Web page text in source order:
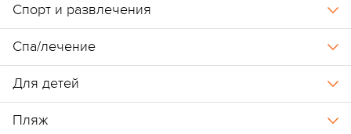
Спорт и развлечения
Спа/лечение
Для детей
Пляж